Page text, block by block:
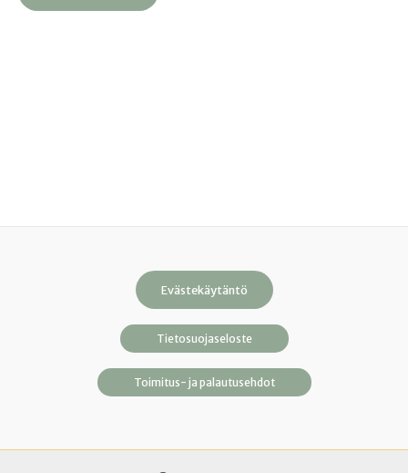
Evästekäytäntö
Tietosuojaseloste
Toimitus- ja palautusehdot